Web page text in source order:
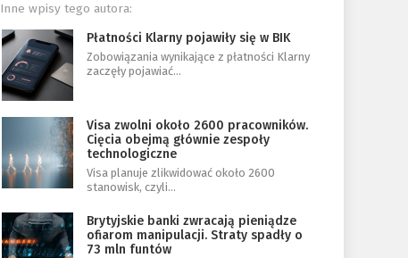
Inne wpisy tego autora:
Płatności Klarny pojawiły się w BIK
Zobowiązania wynikające z płatności Klarny
zaczęły pojawiać…
Visa zwolni około 2600 pracowników.
Cięcia obejmą głównie zespoły
technologiczne
Visa planuje zlikwidować około 2600
stanowisk, czyli…
Brytyjskie banki zwracają pieniądze
ofiarom manipulacji. Straty spadły o
73 mln funtów